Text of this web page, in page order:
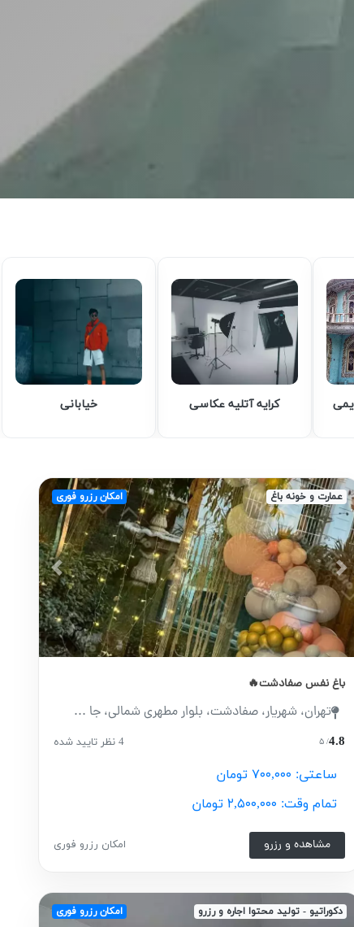
کرایه آتلیه عکاسی خیابانی
Previous Next
عمارت و خونه باغ امکان رزرو فوری
باغ نفس صفادشت🔥
تهران، شهریار، صفادشت، بلوار مطهری شمالی، جا ...
4.8/ ۵ 4 نظر تایید شده
ساعتی: ۷۰۰,۰۰۰ تومان
تمام وقت: ۲,۵۰۰,۰۰۰ تومان
مشاهده و رزرو امکان رزرو فوری
دکوراتیو - تولید محتوا اجاره و رزرو امکان رزرو فوری